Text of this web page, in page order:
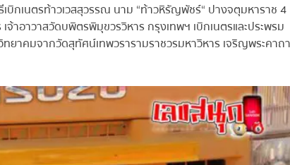
เนตรท้าวเวสสุวรรณ นาม “ท้าวหิรัญพัชร์“ ปางจตุมหาราช 4
าอาวาสวัดบพิตรพิมุขวรวิหาร กรุงเทพฯ เบิกเนตรและประพรม
ยาคมจากวัดสุทัศน์เทพวรารามราชวรมหาวิหาร เจริญพระคาถา